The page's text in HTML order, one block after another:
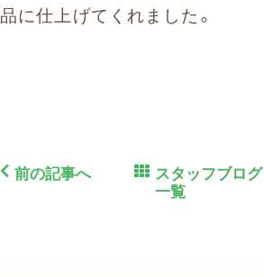
品に仕上げてくれました。
前の記事へ
スタッフブログ
一覧